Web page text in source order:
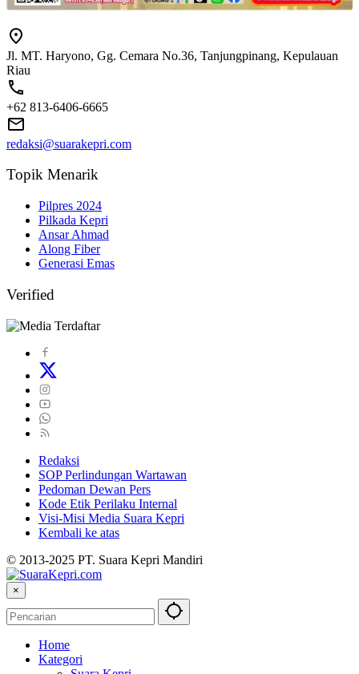
Jl. MT. Haryono, Gg. Cemara No.36, Tanjungpinang, Kepulauan
Riau
+62 813-6406-6665
redaksi@suarakepri.com
Topik Menarik
Pilpres 2024
Pilkada Kepri
Ansar Ahmad
Along Fiber
Generasi Emas
Verified
Redaksi
SOP Perlindungan Wartawan
Pedoman Dewan Pers
Kode Etik Perilaku Internal
Visi-Misi Media Suara Kepri
Kembali ke atas
© 2013-2025 PT. Suara Kepri Mandiri
×
Home
Kategori